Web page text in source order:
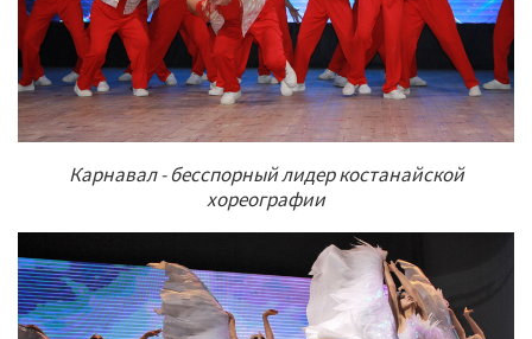
Карнавал - бесспорный лидер костанайской
хореографии